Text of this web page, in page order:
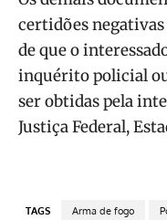
certidões
de que o
inquérito policial
ser obtidas pela
Justiça Federal,
TAGS Arma de fogo